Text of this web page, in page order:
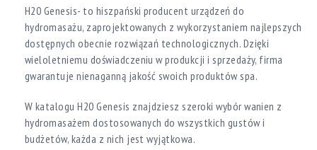
H20 Genesis- to hiszpański producent urządzeń do
hydromasażu, zaprojektowanych z wykorzystaniem najlepszych
dostępnych obecnie rozwiązań technologicznych. Dzięki
wieloletniemu doświadczeniu w produkcji i sprzedaży, firma
gwarantuje nienaganną jakość swoich produktów spa.
W katalogu H20 Genesis znajdziesz szeroki wybór wanien z
hydromasażem dostosowanych do wszystkich gustów i
budżetów, każda z nich jest wyjątkowa.